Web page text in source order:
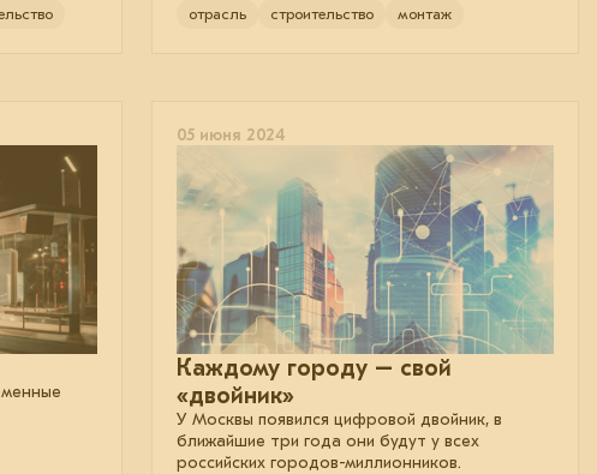
отрасль строительство монтаж
05 июня 2024
Каждому городу – свой
«двойник»
У Москвы появился цифровой двойник, в
ближайшие три года они будут у всех
российских городов-миллионников.